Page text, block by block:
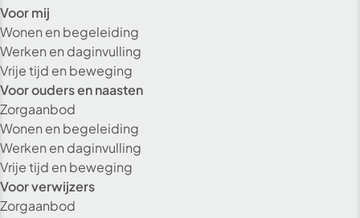
Voor mij
Wonen en begeleiding
Werken en daginvulling
Vrije tijd en beweging
Voor ouders en naasten
Zorgaanbod
Wonen en begeleiding
Werken en daginvulling
Vrije tijd en beweging
Voor verwijzers
Zorgaanbod